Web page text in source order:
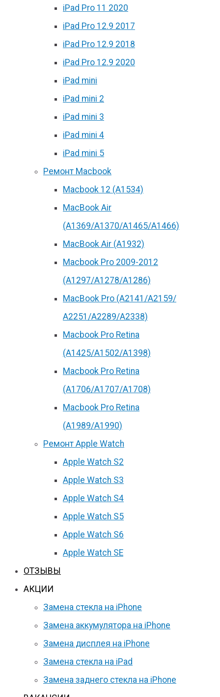
iPad Pro 11 2020
iPad Pro 12.9 2017
iPad Pro 12.9 2018
iPad Pro 12.9 2020
iPad mini
iPad mini 2
iPad mini 3
iPad mini 4
iPad mini 5
Ремонт Macbook
Macbook 12 (А1534)
MacBook Air
(A1369/A1370/A1465/A1466)
MacBook Air (A1932)
Macbook Pro 2009-2012
(A1297/A1278/A1286)
MacBook Pro (А2141/А2159/
А2251/A2289/A2338)
Macbook Pro Retina
(А1425/A1502/A1398)
Macbook Pro Retina
(А1706/A1707/A1708)
Macbook Pro Retina
(А1989/A1990)
Ремонт Apple Watch
Apple Watch S2
Apple Watch S3
Apple Watch S4
Apple Watch S5
Apple Watch S6
Apple Watch SE
ОТЗЫВЫ
АКЦИИ
Замена стекла на iPhone
Замена аккумулятора на iPhone
Замена дисплея на iPhone
Замена стекла на iPad
Замена заднего стекла на iPhone